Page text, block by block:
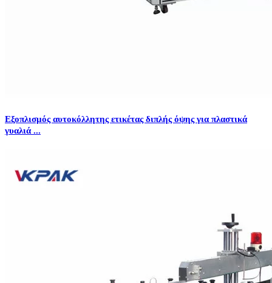
Εξοπλισμός αυτοκόλλητης ετικέτας διπλής όψης για πλαστικά
γυαλιά ...